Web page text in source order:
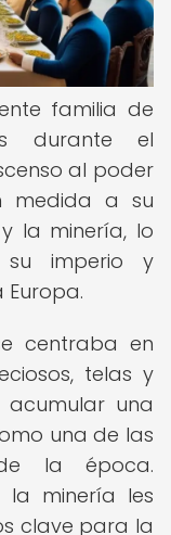
familia de
durante el
al poder
medida a su
la minería, lo
su imperio y
centraba en
telas y
acumular una
una de las
la época.
la minería les
clave para la